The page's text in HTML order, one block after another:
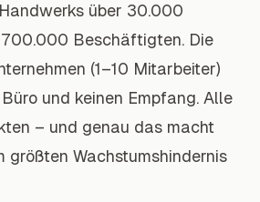
über 30.000
Beschäftigten. Die
(1–10 Mitarbeiter)
und keinen Empfang. Alle
– und genau das macht
größten Wachstumshindernis